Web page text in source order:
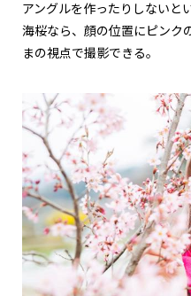
アングルを作ったりしないと
海桜なら、顔の位置にピンク
まの視点で撮影できる。